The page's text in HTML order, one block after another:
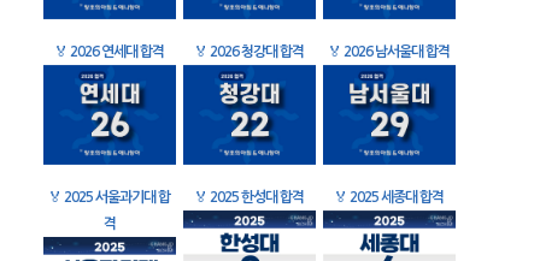
🏅 2026 연세대 합격 🏅 2026 청강대 합격 🏅 2026 남서울대 합격
🏅 2025 서울과기대 합
격
🏅 2025 한성대 합격 🏅 2025 세종대 합격